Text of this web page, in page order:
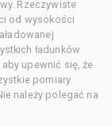
Rzeczywiste
od wysokości
ładunków
upewnić się, że
pomiary
należy polegać na